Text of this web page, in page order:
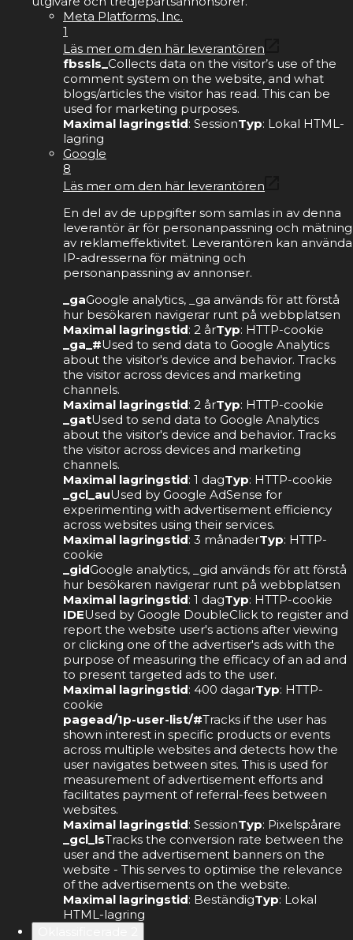
Meta Platforms, Inc.
1
Läs mer om den här leverantören
fbssls_ Collects data on the visitor’s use of the
comment system on the website, and what
blogs/articles the visitor has read. This can be
used for marketing purposes.
Maximal lagringstid: SessionTyp: Lokal HTML-
lagring
Google
8
Läs mer om den här leverantören
En del av de uppgifter som samlas in av denna
leverantör är för personanpassning och mätning
av reklameffektivitet. Leverantören kan använda
IP-adresserna för mätning och
personanpassning av annonser.
_gaGoogle analytics, _ga används för att förstå
hur besökaren navigerar runt på webbplatsen
Maximal lagringstid: 2 årTyp: HTTP-cookie
_ga_#Used to send data to Google Analytics
about the visitor's device and behavior. Tracks
the visitor across devices and marketing
channels.
Maximal lagringstid: 2 årTyp: HTTP-cookie
_gatUsed to send data to Google Analytics
about the visitor's device and behavior. Tracks
the visitor across devices and marketing
channels.
Maximal lagringstid: 1 dagTyp: HTTP-cookie
_gcl_auUsed by Google AdSense for
experimenting with advertisement efficiency
across websites using their services.
Maximal lagringstid: 3 månaderTyp: HTTP-
cookie
_gidGoogle analytics, _gid används för att förstå
hur besökaren navigerar runt på webbplatsen
Maximal lagringstid: 1 dagTyp: HTTP-cookie
IDEUsed by Google DoubleClick to register and
report the website user's actions after viewing
or clicking one of the advertiser's ads with the
purpose of measuring the efficacy of an ad and
to present targeted ads to the user.
Maximal lagringstid: 400 dagarTyp: HTTP-
cookie
pagead/1p-user-list/#Tracks if the user has
shown interest in specific products or events
across multiple websites and detects how the
user navigates between sites. This is used for
measurement of advertisement efforts and
facilitates payment of referral-fees between
websites.
Maximal lagringstid: SessionTyp: Pixelspårare
_gcl_lsTracks the conversion rate between the
user and the advertisement banners on the
website - This serves to optimise the relevance
of the advertisements on the website.
Maximal lagringstid: BeständigTyp: Lokal
HTML-lagring